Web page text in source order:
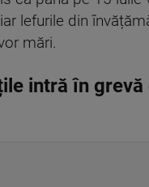
lefurile din
mări.
intră în grevă